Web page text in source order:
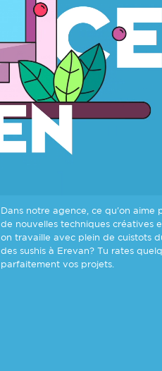
Dans notre agence, ce qu'on aime
de nouvelles techniques créatives
on travaille avec plein de cuistots
des sushis à Erevan? Tu rates
parfaitement vos projets.